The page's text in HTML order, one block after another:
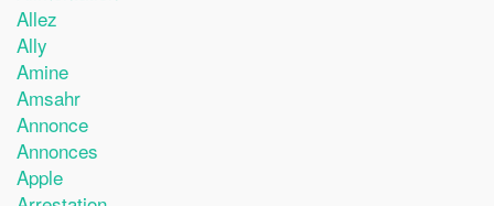
Allez
Ally
Amine
Amsahr
Annonce
Annonces
Apple